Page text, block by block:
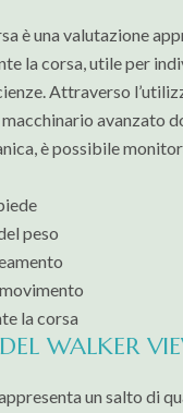
è una valutazione
la corsa, utile per
Attraverso
avanzato
è possibile
peso
la corsa
DEL WALKER
un salto di